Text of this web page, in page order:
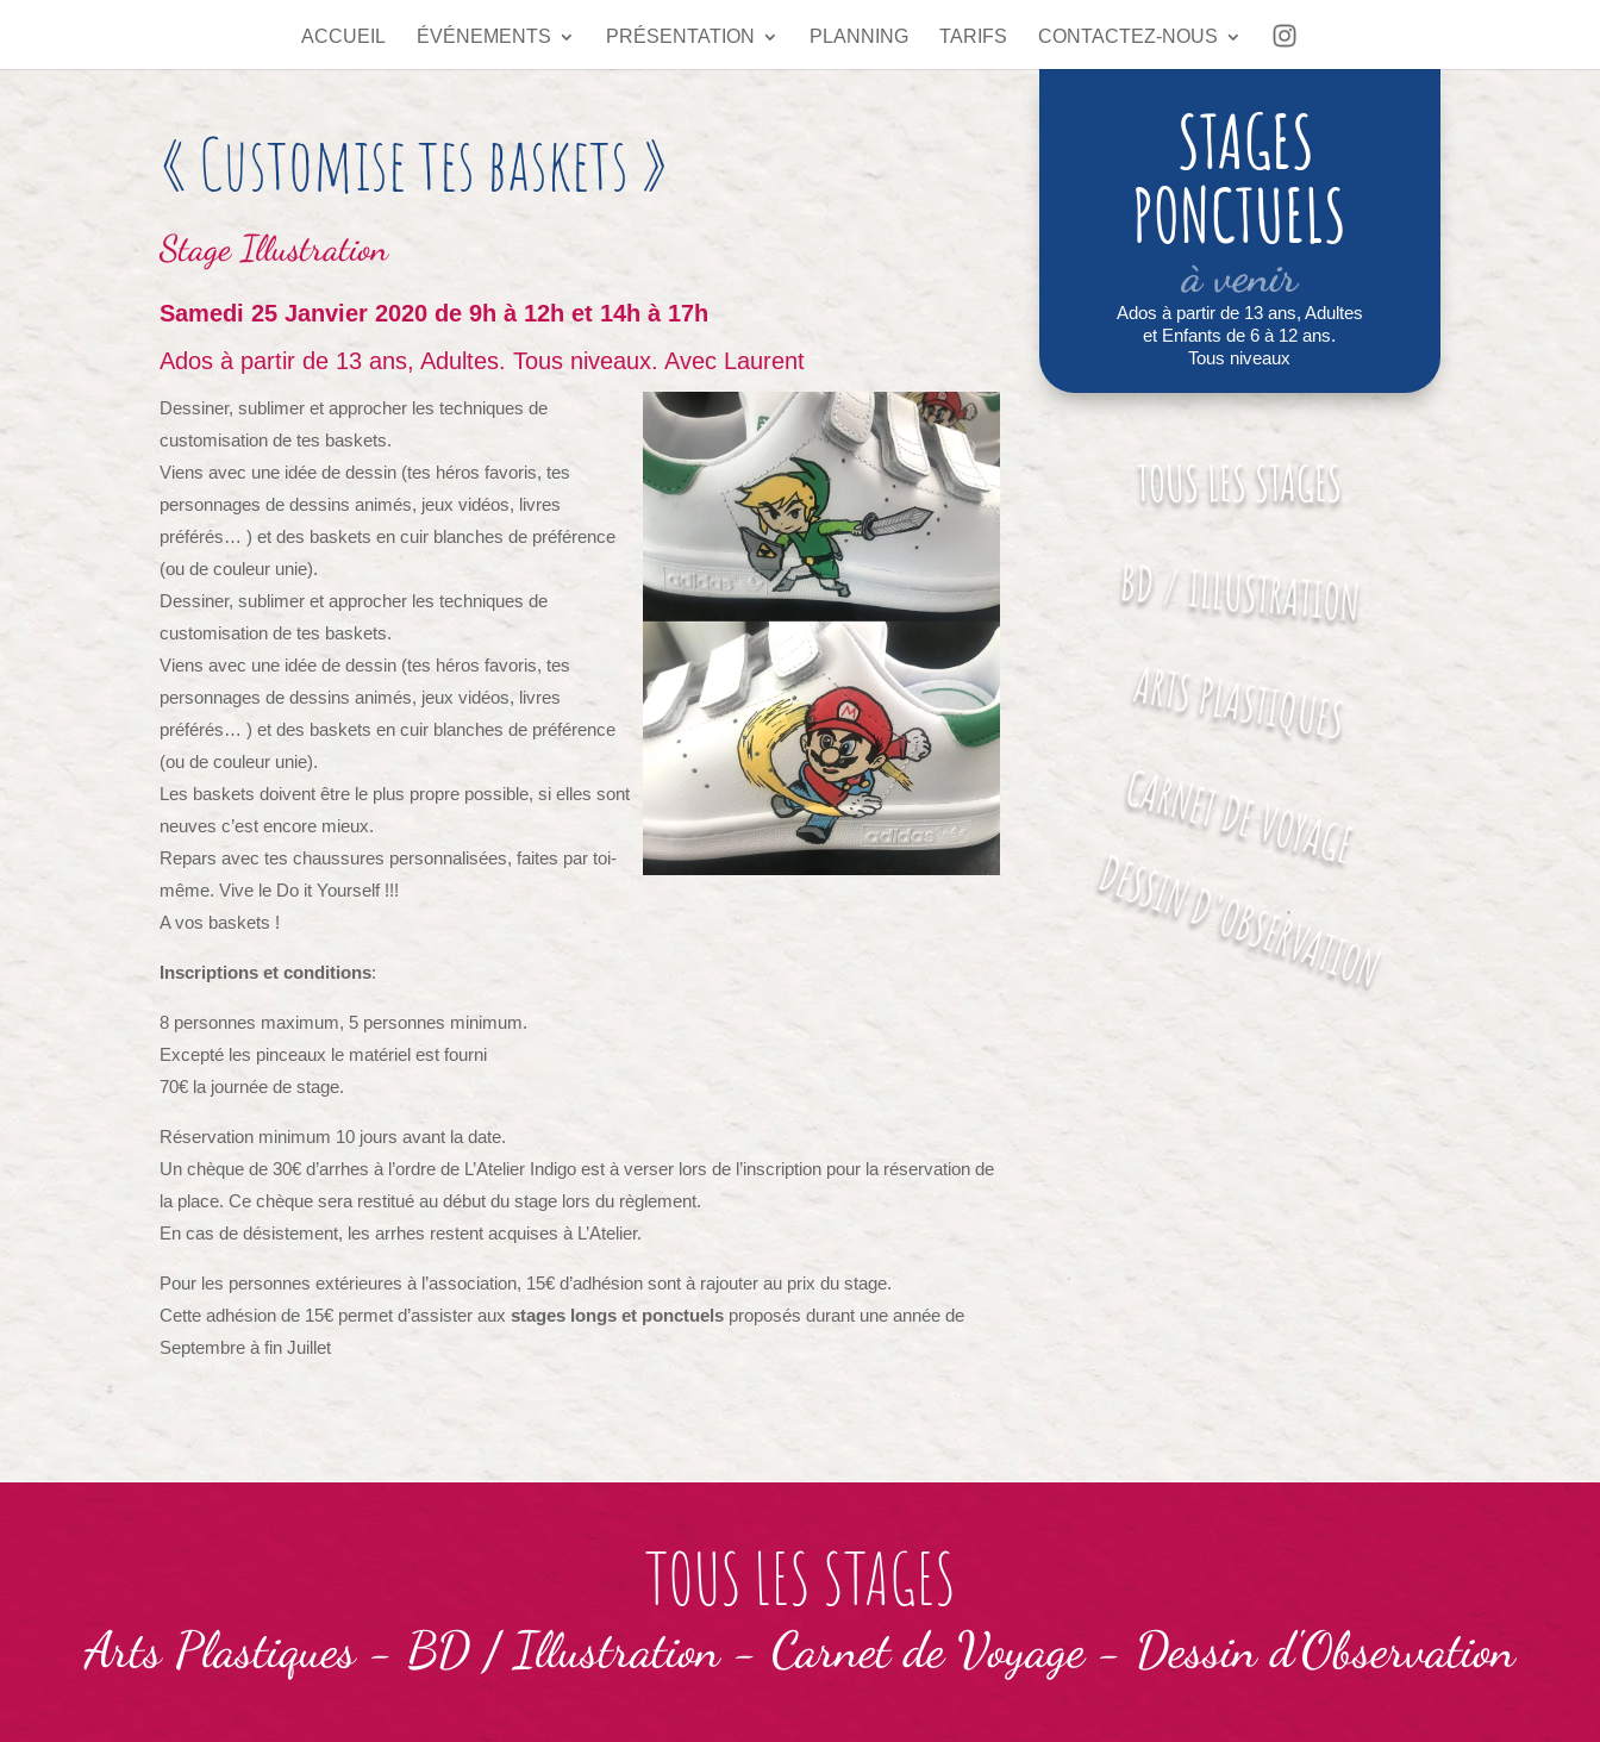
ACCUEIL ÉVÉNEMENTS PRÉSENTATION PLANNING TARIFS CONTACTEZ-NOUS
« Customise tes baskets »
Stage Illustration
Samedi 25 Janvier 2020 de 9h à 12h et 14h à 17h
Ados à partir de 13 ans, Adultes. Tous niveaux. Avec Laurent
Dessiner, sublimer et approcher les techniques de
customisation de tes baskets.
Viens avec une idée de dessin (tes héros favoris, tes
personnages de dessins animés, jeux vidéos, livres
préférés… ) et des baskets en cuir blanches de préférence
(ou de couleur unie).
Dessiner, sublimer et approcher les techniques de
customisation de tes baskets.
Viens avec une idée de dessin (tes héros favoris, tes
personnages de dessins animés, jeux vidéos, livres
préférés… ) et des baskets en cuir blanches de préférence
(ou de couleur unie).
Les baskets doivent être le plus propre possible, si elles sont
neuves c’est encore mieux.
Repars avec tes chaussures personnalisées, faites par toi-
même. Vive le Do it Yourself !!!
A vos baskets !
Inscriptions etconditions:
8 personnes maximum, 5 personnes minimum.
Excepté les pinceaux le matériel est fourni
70€ la journée de stage.
Réservation minimum 10 jours avant la date.
Un chèque de 30€ d’arrhes à l’ordre de L’Atelier Indigo est à verser lors de l’inscription pour la réservation de
la place. Ce chèque sera restitué au début du stage lors du règlement.
En cas de désistement, les arrhes restent acquises à L’Atelier.
Pour les personnes extérieures à l’association, 15€ d’adhésion sont à rajouter au prix du stage.
Cette adhésion de 15€ permet d’assister auxstages longs et ponctuels proposés durant une année de
Septembre à fin Juillet
STAGES
PONCTUELS
à venir
Ados à partir de 13 ans, Adultes
et Enfants de 6 à 12 ans.
Tous niveaux
TOUS LES STAGES
BD / ILLUSTRATION
ARTS PLASTIQUES
CARNET DE VOYAGE
DESSIN D'OBSERVATION
TOUS LES STAGES
Arts Plastiques- BD / Illustration- Carnet de Voyage- Dessin d'Observation